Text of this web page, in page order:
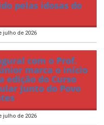
pelas idosas do
julho de 2026
com o Prof.
marca o início
edição do Curso
Junto do Povo
julho de 2026